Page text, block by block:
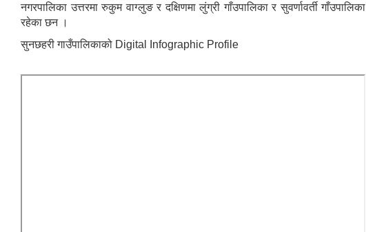
नगरपालिका उत्तरमा रुकुम वाग्लुङ र दक्षिणमा लुंग्री गाँउपालिका र सुवर्णावर्ती गाँउपालिका
रहेका छन ।
सुनछहरी गाउँपालिकाको Digital Infographic Profile